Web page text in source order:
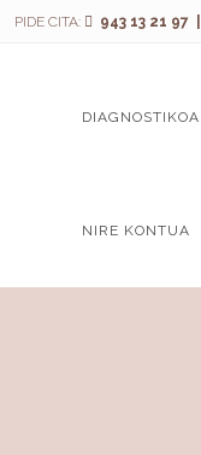
PIDE CITA: 943 13 21 97 |
DIAGNOSTIKOA
NIRE KONTUA